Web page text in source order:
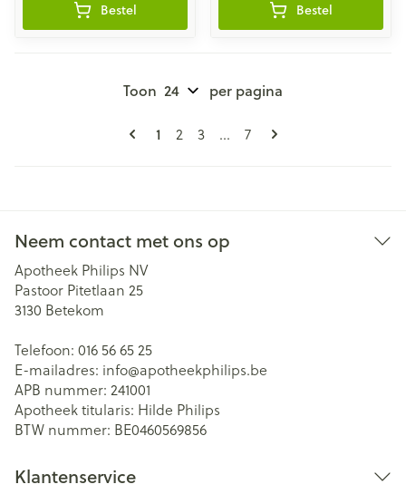
Bestel Bestel
Pagina's
U lees momenteel pagina
1 Pagina
2 Pagina
3 ... Pagina
7
Toon per pagina
Neem contact met ons op
Apotheek Philips NV
Pastoor Pitetlaan 25
3130 Betekom
Telefoon: 016 56 65 25
E-mailadres: info@apotheekphilips.be
APB nummer: 241001
Apotheek titularis: Hilde Philips
BTW nummer: BE0460569856
Klantenservice